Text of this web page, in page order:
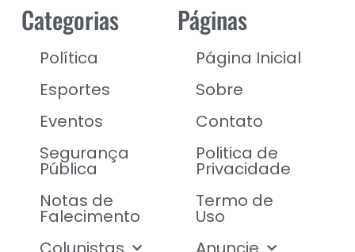
Categorias
Política
Esportes
Eventos
Segurança
Pública
Notas de
Falecimento
Páginas
Página Inicial
Sobre
Contato
Politica de
Privacidade
Termo de
Uso